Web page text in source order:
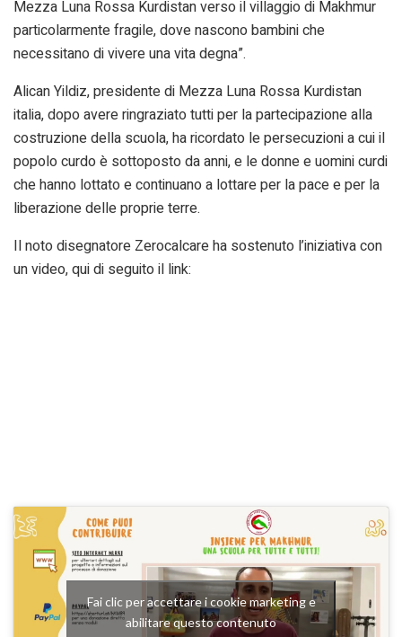
Mezza Luna Rossa Kurdistan verso il villaggio di Makhmur
particolarmente fragile, dove nascono bambini che
necessitano di vivere una vita degna”.
Alican Yildiz, presidente di Mezza Luna Rossa Kurdistan
italia, dopo avere ringraziato tutti per la partecipazione alla
costruzione della scuola, ha ricordato le persecuzioni a cui il
popolo curdo è sottoposto da anni, e le donne e uomini curdi
che hanno lottato e continuano a lottare per la pace e per la
liberazione delle proprie terre.
Il noto disegnatore Zerocalcare ha sostenuto l’iniziativa con
un video, qui di seguito il link:
Fai clic per accettare i cookie marketing e
abilitare questo contenuto